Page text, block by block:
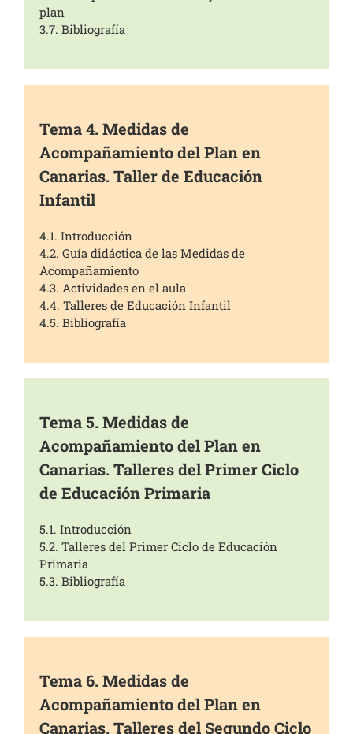
plan
3.7. Bibliografía
Tema 4. Medidas de
Acompañamiento del Plan en
Canarias. Taller de Educación
Infantil
4.1. Introducción
4.2. Guía didáctica de las Medidas de
Acompañamiento
4.3. Actividades en el aula
4.4. Talleres de Educación Infantil
4.5. Bibliografía
Tema 5. Medidas de
Acompañamiento del Plan en
Canarias. Talleres del Primer Ciclo
de Educación Primaria
5.1. Introducción
5.2. Talleres del Primer Ciclo de Educación
Primaria
5.3. Bibliografía
Tema 6. Medidas de
Acompañamiento del Plan en
Canarias. Talleres del Segundo Ciclo